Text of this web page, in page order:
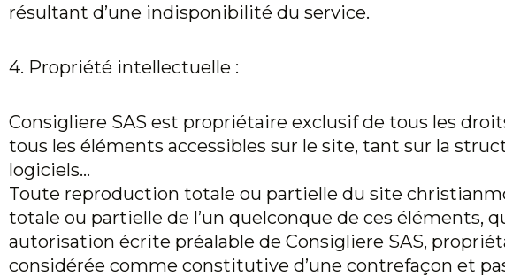
résultant d’une indisponibilité du service.
4. Propriété intellectuelle :
Consigliere SAS est propriétaire exclusif de tous les
tous les éléments accessibles sur le site, tant sur la
logiciels…
Toute reproduction totale ou partielle du site
totale ou partielle de l’un quelconque de ces éléments,
autorisation écrite préalable de Consigliere SAS,
considérée comme constitutive d’une contrefaçon et